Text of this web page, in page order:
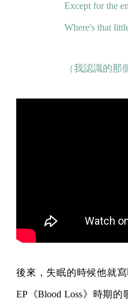
Except for the
Where's that
（我認識的那
後來，失眠的時候他就寫
EP《Blood Loss》時期